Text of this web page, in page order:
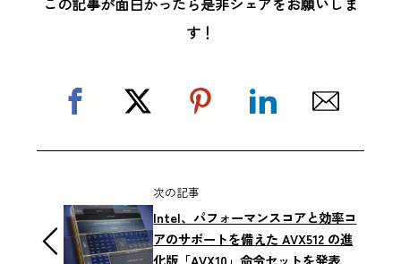
す！
次の記事
Intel、パフォーマンスコアと効率コ
アのサポートを備えた AVX512 の進
化版「AVX10」命令セットを発表